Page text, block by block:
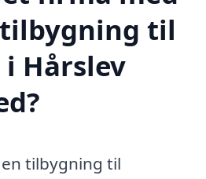
til
Hårslev
tilbygning til